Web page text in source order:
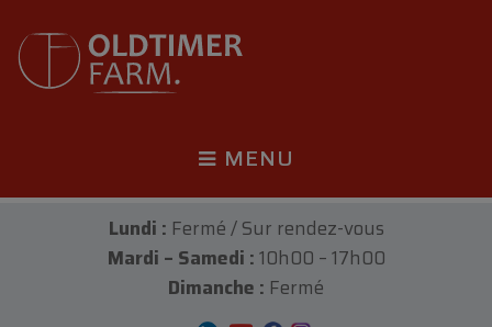
MENU
Lundi : Fermé / Sur rendez-vous
Mardi – Samedi :10h00 – 17h00
Dimanche : Fermé